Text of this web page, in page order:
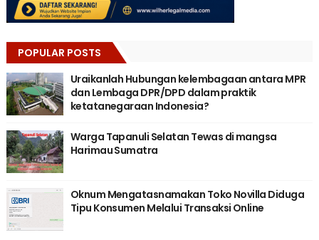
POPULAR POSTS
Uraikanlah Hubungan kelembagaan antara MPR
dan Lembaga DPR/DPD dalam praktik
ketatanegaraan Indonesia?
Warga Tapanuli Selatan Tewas di mangsa
Harimau Sumatra
Oknum Mengatasnamakan Toko Novilla Diduga
Tipu Konsumen Melalui Transaksi Online